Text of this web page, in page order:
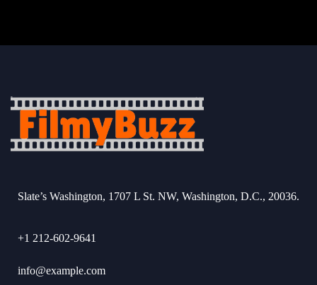
Slate’s Washington, 1707 L St. NW, Washington, D.C., 20036.
+1 212-602-9641
info@example.com